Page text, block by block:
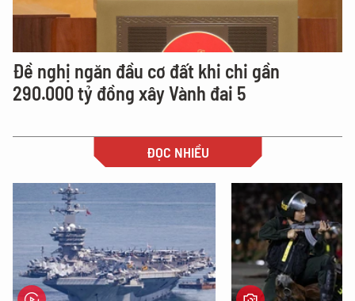
Đề nghị ngăn đầu cơ đất khi chi gần
290.000 tỷ đồng xây Vành đai 5
ĐỌC NHIỀU